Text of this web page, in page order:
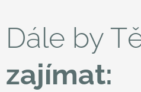
Dále by
zajímat: